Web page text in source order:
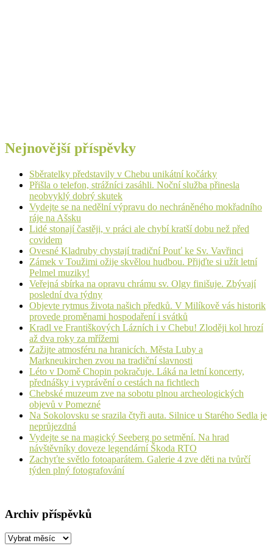
Nejnovější příspěvky
Sběratelky představily v Chebu unikátní kočárky
Přišla o telefon, strážníci zasáhli. Noční služba přinesla
neobvyklý dobrý skutek
Vydejte se na nedělní výpravu do nechráněného mokřadního
ráje na Ašsku
Lidé stonají častěji, v práci ale chybí kratší dobu než před
covidem
Ovesné Kladruby chystají tradiční Pouť ke Sv. Vavřinci
Zámek v Toužimi ožije skvělou hudbou. Přijďte si užít letní
Pelmel muziky!
Veřejná sbírka na opravu chrámu sv. Olgy finišuje. Zbývají
poslední dva týdny
Objevte rytmus života našich předků. V Milíkově vás historik
provede proměnami hospodaření i svátků
Kradl ve Františkových Lázních i v Chebu! Zloději kol hrozí
až dva roky za mřížemi
Zažijte atmosféru na hranicích. Města Luby a
Markneukirchen zvou na tradiční slavnosti
Léto v Domě Chopin pokračuje. Láká na letní koncerty,
přednášky i vyprávění o cestách na fichtlech
Chebské muzeum zve na sobotu plnou archeologických
objevů v Pomezné
Na Sokolovsku se srazila čtyři auta. Silnice u Starého Sedla je
neprůjezdná
Vydejte se na magický Seeberg po setmění. Na hrad
návštěvníky doveze legendární Škoda RTO
Zachyťte světlo fotoaparátem. Galerie 4 zve děti na tvůrčí
týden plný fotografování
Archiv příspěvků
Archiv